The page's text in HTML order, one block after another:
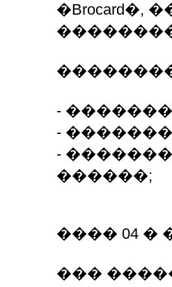
-
-
-
������;
���� 04 �
���